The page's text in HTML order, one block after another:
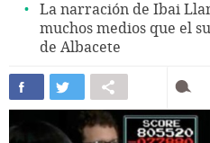
La narración de Ibai
muchos medios que el
de Albacete